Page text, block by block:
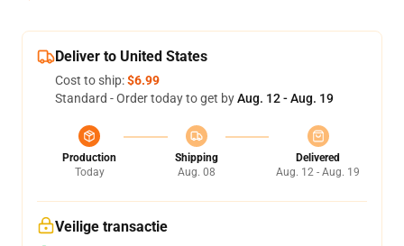
Deliver to United States
Cost to ship:$6.99
Standard - Order today to get byAug. 12 - Aug. 19
Production
Today
Shipping
Aug. 08
Delivered
Aug. 12 - Aug. 19
Veilige transactie